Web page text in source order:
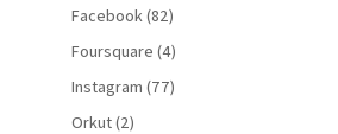
Facebook (82)
Foursquare (4)
Instagram (77)
Orkut(2)